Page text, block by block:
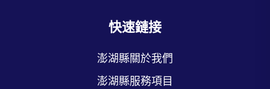
快速鏈接
澎湖縣關於我們
澎湖縣服務項目